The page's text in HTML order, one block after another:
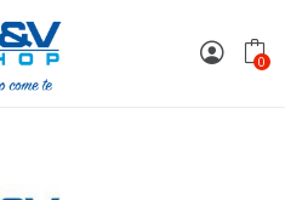
0
Da Attivare